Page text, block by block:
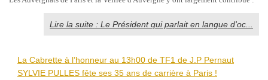
Lire la suite : Le Président qui parlait en langue d'oc...
La Cabrette à l’honneur au 13h00 de TF1 de J.P Pernaut
SYLVIE PULLES fête ses 35 ans de carrière à Paris !